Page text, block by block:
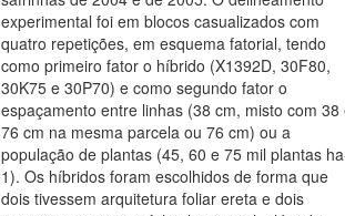
experimental foi em blocos casualizados com
quatro repetições, em esquema fatorial, tendo
como primeiro fator o híbrido (X1392D, 30F80,
30K75 e 30P70) e como segundo fator o
espaçamento entre linhas (38 cm, misto com 38
76 cm na mesma parcela ou 76 cm) ou a
população de plantas (45, 60 e 75 mil plantas
1). Os híbridos foram escolhidos de forma que
dois tivessem arquitetura foliar ereta e dois